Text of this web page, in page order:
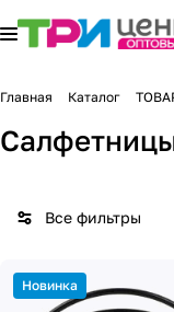
Главная Каталог
Все фильтры
Новинка